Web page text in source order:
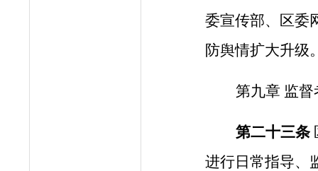
委宣传部、区委
防舆情扩大升级
第九章 监
第二十三条
进行日常指导、